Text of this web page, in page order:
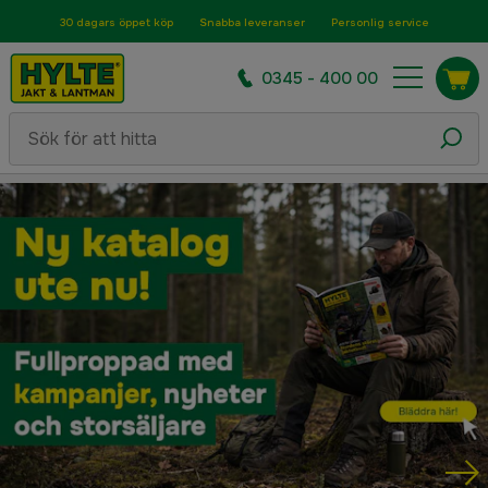
30 dagars öppet köp Snabba leveranser Personlig service
0345 - 400 00